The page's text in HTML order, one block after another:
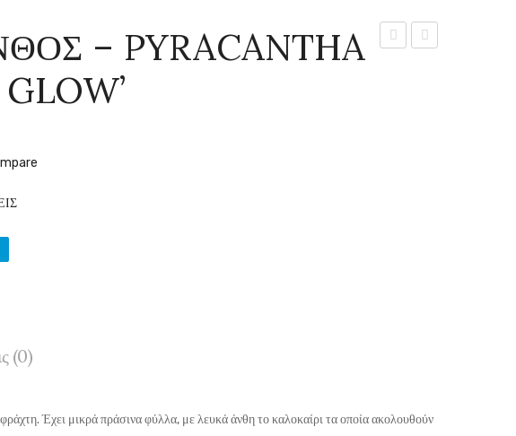
– PYRACANTHA
(0)
Έχει μικρά πράσινα φύλλα, με λευκά άνθη το καλοκαίρι τα οποία ακολουθούν